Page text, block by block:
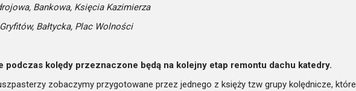
Bankowa, Księcia Kazimierza
Bałtycka, Plac Wolności
podczas kolędy przeznaczone będą na kolejny etap remontu dachu katedry.
zobaczymy przygotowane przez jednego z księży tzw grupy kolędnicze, które